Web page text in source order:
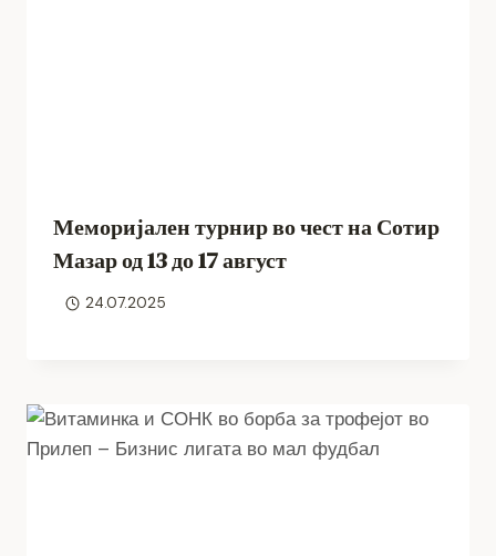
Меморијален турнир во чест на Сотир
Мазар од 13 до 17 август
24.07.2025